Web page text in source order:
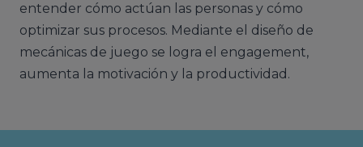
entender cómo actúan las personas y cómo
optimizar sus procesos. Mediante el diseño de
mecánicas de juego se logra el engagement,
aumenta la motivación y la productividad.